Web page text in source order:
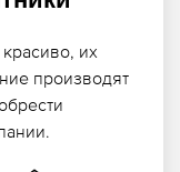
их
производят